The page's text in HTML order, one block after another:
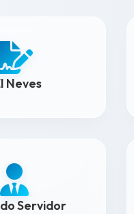
Neves
Servidor